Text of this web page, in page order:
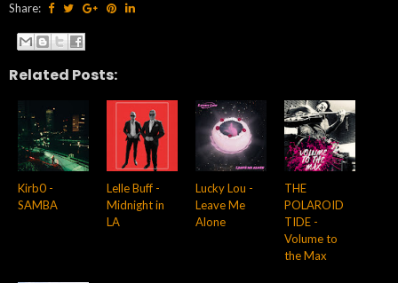
Share:
Related Posts:
Kirb0 -
SAMBA
Lelle Buff -
Midnight in
LA
Lucky Lou -
Leave Me
Alone
THE
POLAROID
TIDE -
Volume to
the Max